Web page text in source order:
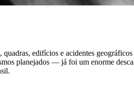
edifícios e acidentes
planejados — já foi um enorme